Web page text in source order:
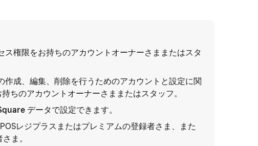
ス権限をお持ちのアカウントオーナーさままたはスタ
作成、編集、削除を行うためのアカウントと設定に関
ちのアカウントオーナーさままたはスタッフ。
データで設定できます。
レジプラスまたはプレミアムの登録者さま、また
ま。